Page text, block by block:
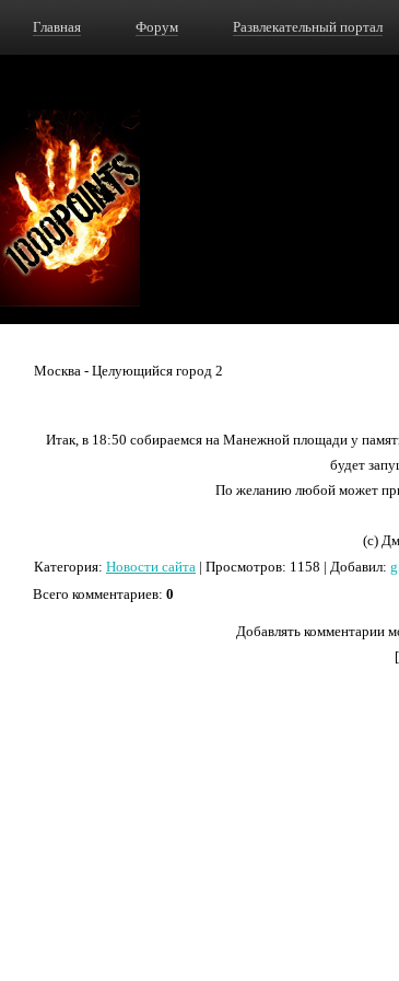
Главная Форум Развлекательный портал
Москва - Целующийся город 2
Итак, в 18:50 собираемся на Манежной площади у
будет
По желанию любой может
(с)
Категория: Новости сайта | Просмотров: 1158 | Добавил:
Всего комментариев: 0
Добавлять комментарии
[